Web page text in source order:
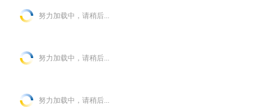
努力加载中，请稍后...
努力加载中，请稍后...
努力加载中，请稍后...